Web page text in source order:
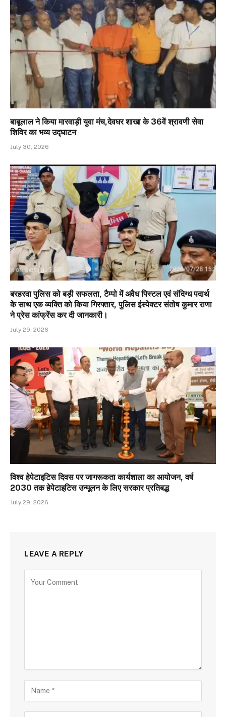
बाबूलाल ने किया मारवाड़ी युवा मंच,देवघर शाखा के 36वें श्रावणी सेवा
शिविर का भव्य उद्घाटन
July 30, 2026
बरहरवा पुलिस को बड़ी सफलता, टैम्पो में अवैध पिस्टल एवं संदिग्ध पदार्थ
के साथ एक व्यक्ति को किया गिरफ्तार, पुलिस इंस्पेक्टर संतोष कुमार राणा
ने प्रेस कांफ्रेंस कर दी जानकारी।
July 29, 2026
विश्व हेपेटाइटिस दिवस पर जागरूकता कार्यशाला का आयोजन, वर्ष
2030 तक हेपेटाइटिस उन्मूलन के लिए सरकार प्रतिबद्ध
July 29, 2026
LEAVE A REPLY